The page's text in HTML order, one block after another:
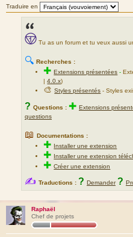
Traduire en
Tu as un forum et tu veux aussi
🔍 Recherches :
✚Extensions présentées -
|4.0.x)
🎨Styles présentés - Styles
? Questions : ✚ Extensions
questions
📖 Documentations :
✚ Installer une extension
✚ Installer une extension
✚Créer une extension
✍ Traductions : ? Demander ?
Raphaël
Chef de projets